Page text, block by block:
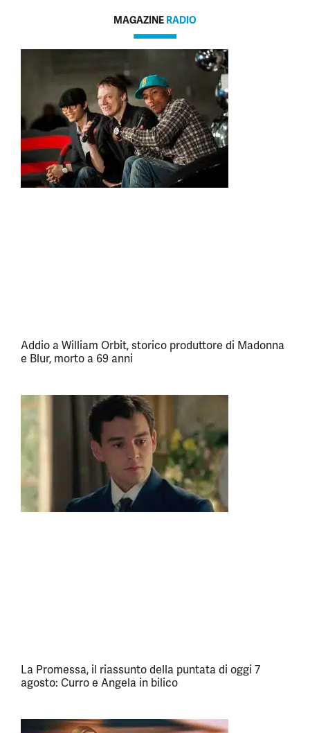
MAGAZINE RADIO
Addio a William Orbit, storico produttore di Madonna
e Blur, morto a 69 anni
La Promessa, il riassunto della puntata di oggi 7
agosto: Curro e Angela in bilico